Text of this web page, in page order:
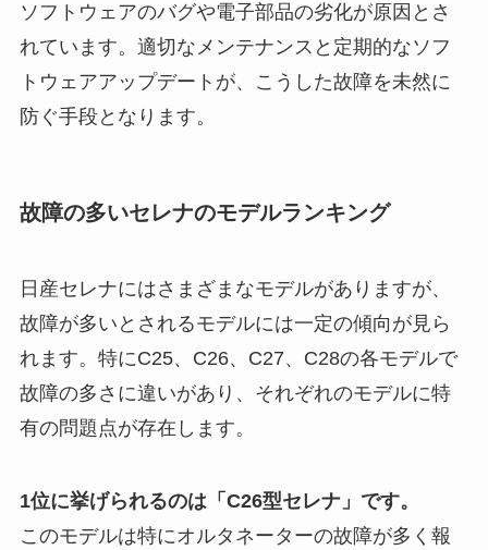
ソフトウェアのバグや電子部品の劣化が原因とさ
れています。適切なメンテナンスと定期的なソフ
トウェアアップデートが、こうした故障を未然に
防ぐ手段となります。
故障の多いセレナのモデルランキング
日産セレナにはさまざまなモデルがありますが、
故障が多いとされるモデルには一定の傾向が見ら
れます。特にC25、C26、C27、C28の各モデルで
故障の多さに違いがあり、それぞれのモデルに特
有の問題点が存在します。
1位に挙げられるのは「C26型セレナ」です。
このモデルは特にオルタネーターの故障が多く報